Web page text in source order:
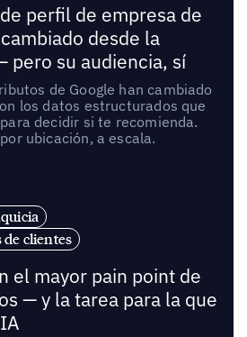
perfil de empresa de
desde la
pero su audiencia, sí
de Google han cambiado
los datos estructurados que
decidir si te recomienda.
ubicación, a escala.
de clientes
el mayor pain point de
— y la tarea para la que